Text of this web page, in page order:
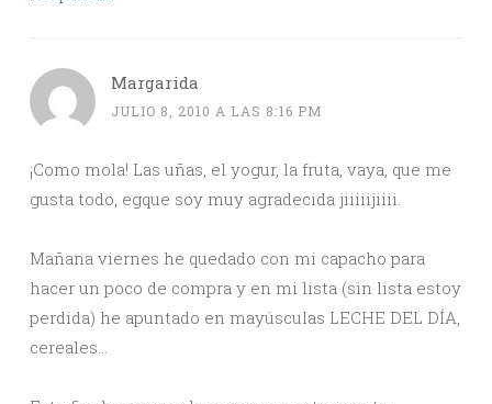
Margarida
JULIO 8, 2010 A LAS 8:16 PM
¡Como mola! Las uñas, el yogur, la fruta, vaya, que me
gusta todo, egque soy muy agradecida jiiiiijiiii.
Mañana viernes he quedado con mi capacho para
hacer un poco de compra y en mi lista (sin lista estoy
perdida) he apuntado en mayúsculas LECHE DEL DÍA,
cereales…